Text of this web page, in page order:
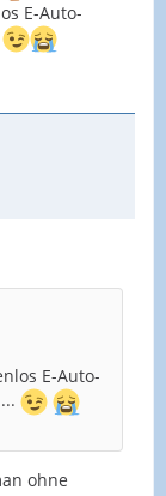
E-Auto-
E-Auto-
ohne